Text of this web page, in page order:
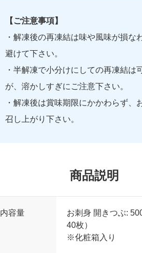
【ご注意事項】
・解凍後の再凍結は味や風味が損な
避けて下さい。
・半解凍で小分けにしての再凍結は
が、溶かしすぎにご注意下さい。
・解凍後は賞味期限にかかわらず、
召し上がり下さい。
商品説明
内容量
お刺身 開きつぶ:
40枚）
※化粧箱入り